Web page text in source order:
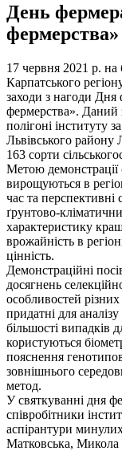
День
фермерства»
17 червня 2021 р. на
Карпатського
заходи з нагоди Дня
фермерства». Даний
полігоні інституту
Львівського району
163 сорти
Метою демонстрації
вирощуються в
час та
ґрунтово-
характеристику
врожайність в
цінність.
Демонстраційні
досягнень
особливостей
придатні для
більшості випадків
користуються
пояснення
зовнішнього
метод.
У святкуванні дня
співробітники
аспірантури
Матковська,